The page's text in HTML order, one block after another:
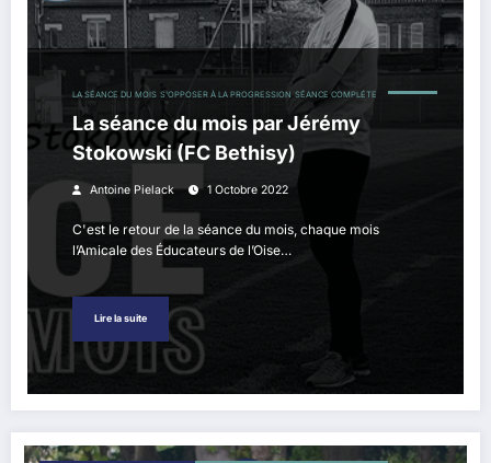
LA SÉANCE DU MOIS S'OPPOSER À LA PROGRESSION SÉANCE COMPLÉTE
La séance du mois par Jérémy
Stokowski (FC Bethisy)
Antoine Pielack 1 Octobre 2022
C'est le retour de la séance du mois, chaque mois
l’Amicale des Éducateurs de l’Oise…
Lire la suite